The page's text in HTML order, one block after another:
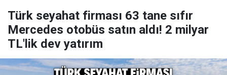
Türk seyahat firması 63 tane sıfır
Mercedes otobüs satın aldı! 2 milyar
TL'lik dev yatırım